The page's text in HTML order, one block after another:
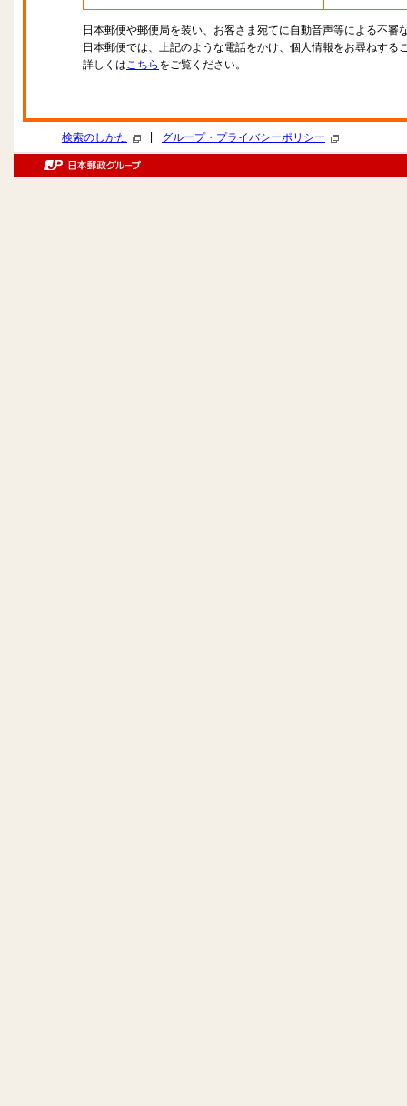
日本郵便や郵便局を装い、お客さま宛てに自動音声等による不審
日本郵便では、上記のような電話をかけ、個人情報をお尋ねする
詳しくはこちら をご覧ください。
検索のしかた グループ・プライバシーポリシー